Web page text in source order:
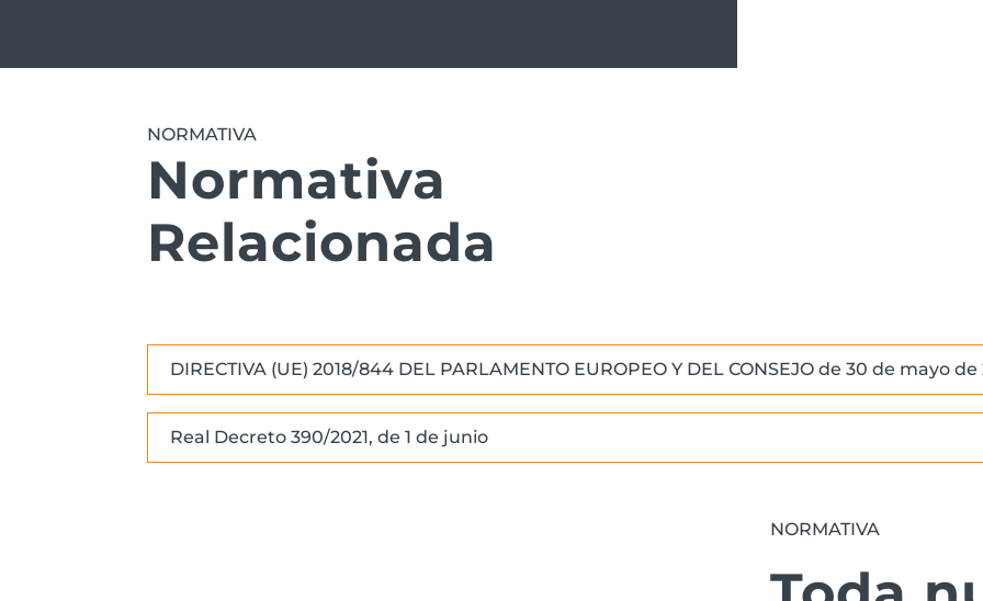
NORMATIVA
Normativa
Relacionada
DIRECTIVA (UE) 2018/844 DEL PARLAMENTO EUROPEO Y DEL CONSEJO de 30 de mayo de
Real Decreto 390/2021, de 1 de junio
NORMATIVA